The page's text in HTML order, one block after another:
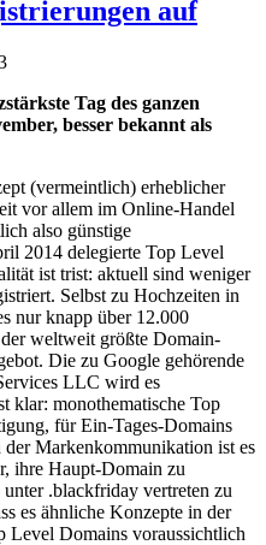
auf
Tag des ganzen
besser bekannt als
(vermeintlich) erheblicher
vor allem im Online-Handel
also günstige
2014 delegierte Top Level
ist trist: aktuell sind weniger
Selbst zu Hochzeiten in
nur knapp über 12.000
weltweit größte Domain-
Die zu Google gehörende
LLC wird es
klar: monothematische Top
für Ein-Tages-Domains
Markenkommunikation ist es
ihre Haupt-Domain zu
.blackfriday vertreten zu
es ähnliche Konzepte in der
Level Domains voraussichtlich